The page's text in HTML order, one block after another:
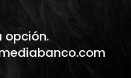
opción.